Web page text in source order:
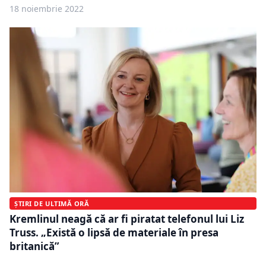
18 noiembrie 2022
ȘTIRI DE ULTIMĂ ORĂ
Kremlinul neagă că ar fi piratat telefonul lui Liz
Truss. „Există o lipsă de materiale în presa
britanică”